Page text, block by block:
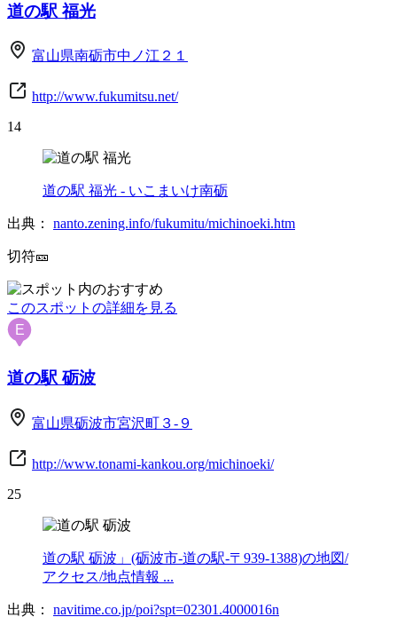
道の駅 福光
富山県南砺市中ノ江２１
http://www.fukumitsu.net/
14
道の駅 福光 - いこまいけ南砺
出典： nanto.zening.info/fukumitu/michinoeki.htm
切符🎫
このスポットの詳細を見る
E
道の駅 砺波
富山県砺波市宮沢町３-９
http://www.tonami-kankou.org/michinoeki/
25
道の駅 砺波」(砺波市-道の駅-〒939-1388)の地図/
アクセス/地点情報 ...
出典： navitime.co.jp/poi?spt=02301.4000016n